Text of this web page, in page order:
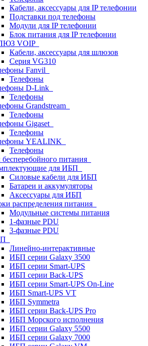
Кабели, аксессуары для IP телефонии
Подставки под телефоны
Модули для IP телефонии
Блок питания для IP телефонии
VOIP
Кабели, аксессуары для шлюзов
Серия VG310
Fanvil
Телефоны
D-Link
Телефоны
Grandstream
Телефоны
Gigaset
Телефоны
YEALINK
Телефоны
питания
для ИБП
Силовые кабели для ИБП
Батареи и аккумуляторы
Аксессуары для ИБП
распределения питания
Модульные системы питания
1-фазные PDU
3-фазные PDU
Линейно-интерактивные
ИБП серии Galaxy 3500
ИБП серии Smart-UPS
ИБП серии Back-UPS
ИБП серии Smart-UPS On-Line
ИБП Smart-UPS VT
ИБП Symmetra
ИБП серии Back-UPS Pro
ИБП Морского исполнения
ИБП серии Galaxy 5500
ИБП серии Galaxy 7000